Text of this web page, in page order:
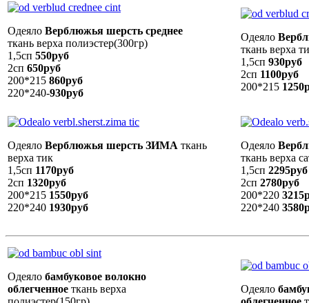
Одеяло Верблюжья шерсть среднее
ткань верха полиэстер(300гр)
1,5сп 550руб
2сп 650руб
200*215 860руб
220*240-930руб
Одеяло
ткань верха
1,5сп 930руб
2сп 1100руб
200*215
Одеяло Верблюжья шерсть ЗИМА ткань
верха тик
1,5сп 1170руб
2сп 1320руб
200*215 1550руб
220*240 1930руб
Одеяло
ткань верха
1,5сп 2295руб
2сп 2780руб
200*220
220*240
Одеяло бамбуковое волокно
облегченное ткань верха
Одеяло